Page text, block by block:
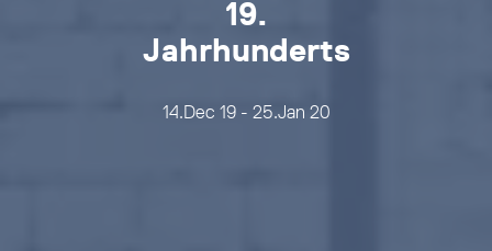
19.
Jahrhunderts
14.Dec 19 - 25.Jan 20